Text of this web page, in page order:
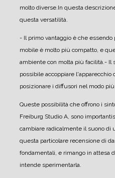
molto diverse.In questa
questa versatilità.
- Il primo vantaggio è che
mobile è molto più compatto, e
ambiente con molta più facilità.- Il
possibile accoppiare
posizionare i diffusori nel modo
Queste possibilità che offrono i
Freiburg Studio A, sono
cambiare radicalmente il suono di
questa particolare recensione di
fondamentali, e rimango in attesa
intende sperimentarla.